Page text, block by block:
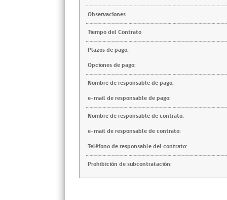
Observaciones
Tiempo del Contrato
Plazos de pago:
Opciones de pago:
Nombre de responsable de pago:
e-mail de responsable de pago:
Nombre de responsable de contrato:
e-mail de responsable de contrato:
Teléfono de responsable del contrato:
Prohibición de subcontratación: